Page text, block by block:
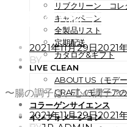
リブクリーン コレ
キャンペーン
全製品リスト
定期配送
カタログ&ギフト
LIVE CLEAN
ABOUT US（モデ
CRAFT（モデーアの
コラーゲンサイエンス
インフォメーション
〜腸の調子
POSTED
ON
2021年11月29日2021
BY
〜腸の調子は、心の調子？
POSTED
2021年11月29日2021